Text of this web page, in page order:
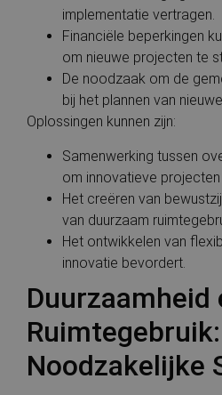
implementatie vertragen.
Financiële beperkingen
om nieuwe projecten te
De noodzaak om de
bij het plannen van
Oplossingen kunnen zijn:
Samenwerking tussen
om innovatieve projecten
Het creëren van
van duurzaam
Het ontwikkelen van
innovatie bevordert.
Duurzaamheid
Noodzakelijke